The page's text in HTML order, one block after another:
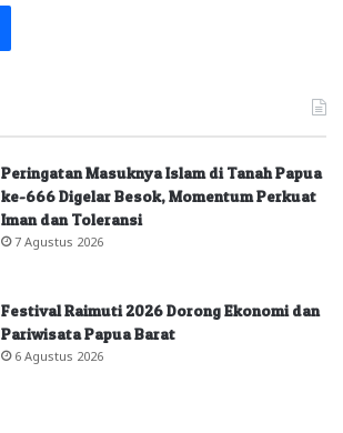
Peringatan Masuknya Islam di Tanah Papua
ke-666 Digelar Besok, Momentum Perkuat
Iman dan Toleransi
7 Agustus 2026
Festival Raimuti 2026 Dorong Ekonomi dan
Pariwisata Papua Barat
6 Agustus 2026